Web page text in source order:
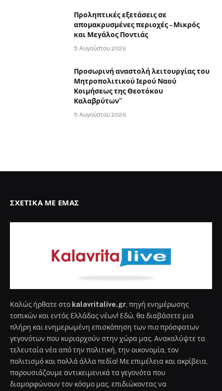
Προληπτικές εξετάσεις σε
απομακρυσμένες περιοχές – Μικρός
και Μεγάλος Ποντιάς
5 Αυγούστου 2026
Προσωρινή αναστολή λειτουργίας του
Μητροπολιτικού Ιερού Ναού
Κοιμήσεως της Θεοτόκου
Καλαβρύτων”
5 Αυγούστου 2026
ΣΧΕΤΙΚΆ ΜΕ ΕΜΆΣ
Καλώς ήρθατε στο kalavritalive.gr, πηγή ενημέρωσης
τοπικών και εντός Ελλάδας νέων! Εδώ, θα διαβάσετε μια
πλήρη και ενημερωμένη επισκόπηση των πιο πρόσφατων
γεγονότων που κυριαρχούν στην χώρα μας. Ανακαλύψτε τα
τελευταία νέα από την πολιτική, την οικονομία, τον
πολιτισμό και πολλά άλλα πεδία! Με επιμέλεια και ακρίβεια,
παρουσιάζουμε αντικειμενικά τα γεγονότα που
διαμορφώνουν τον κόσμο μας, επιδιώκοντας να